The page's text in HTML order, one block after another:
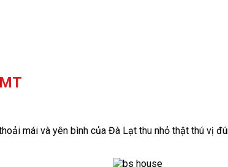
mái và yên bình của Đà Lạt thu nhỏ thật thú vị